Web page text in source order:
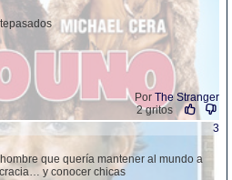
Por The Stranger
2 gritos
3
que quería mantener al mundo a
y conocer chicas